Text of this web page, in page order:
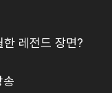
레전드 장면?